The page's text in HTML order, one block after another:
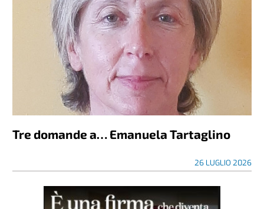
Tre domande a… Emanuela Tartaglino
26 LUGLIO 2026